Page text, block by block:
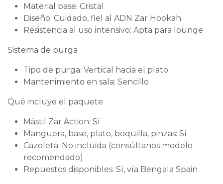
Material base: Cristal
Diseño: Cuidado, fiel al ADN Zar Hookah
Resistencia al uso intensivo: Apta para lounge
Sistema de purga
Tipo de purga: Vertical hacia el plato
Mantenimiento en sala: Sencillo
Qué incluye el paquete
Mástil Zar Action: Sí
Manguera, base, plato, boquilla, pinzas: Sí
Cazoleta: No incluida (consúltanos modelo
recomendado)
Repuestos disponibles: Sí, vía Bengala Spain